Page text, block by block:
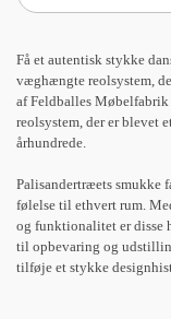
Få et autentisk stykke
væghængte reolsystem,
af Feldballes
reolsystem, der er blevet
århundrede.
Palisandertræets smukke
følelse til ethvert rum.
og funktionalitet er disse
til opbevaring og
tilføje et stykke